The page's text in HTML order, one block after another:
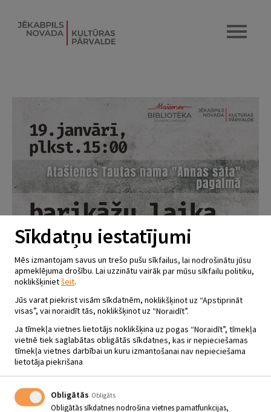
Sīkdatņu iestatījumi
Mēs izmantojam savus un trešo pušu sīkfailus, lai nodrošinātu jūsu
apmeklējuma drošību. Lai uzzinātu vairāk par mūsu sīkfailu politiku,
noklikšķinietšeit.
Jūs varat piekrist visām sīkdatnēm, noklikšķinot uz “Apstiprināt
visas”, vai noraidīt tās, noklikšķinot uz “Noraidīt”.
Ja tīmekļa vietnes lietotājs noklikšķina uz pogas “Noraidīt”, tīmekļa
vietnē tiek saglabātas obligātās sīkdatnes, kas ir nepieciešamas
tīmekļa vietnes darbībai un kuru izmantošanai nav nepieciešama
lietotāja piekrišana
Obligātās Obligāts
Obligātās sīkdatnes nodrošina vietnes pamatfunkcijas,